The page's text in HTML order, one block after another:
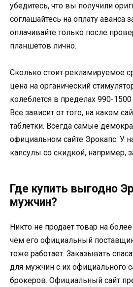
убедитесь, что вы получили
соглашайтесь на оплату аванса
оплачивайте только после
планшетов лично.
Сколько стоит рекламируемое
цена на органический
колеблется в пределах 990-
Все зависит от того, на каком
таблетки. Всегда самые
официальном сайте Эрокапс. У
капсулы со скидкой, например,
Где купить выгодно
мужчин?
Никто не продает товар на
чем его официальный
тоже работает. Заказывать
для мужчин с их официального
брокеров. Официальный сайт